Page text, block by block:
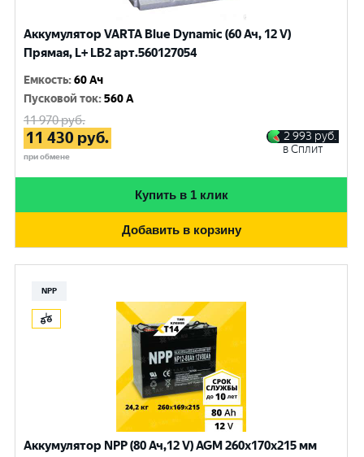
Аккумулятор VARTA Blue Dynamic (60 Ач, 12 V)
Прямая, L+ LB2 арт.560127054
Емкость:60 Ач
Пусковой ток:560 A
11 970руб.
11 430 руб.
при обмене
2 993 руб.
в Сплит
Купить в 1 клик
Добавить в корзину
NPP
Аккумулятор NPP (80 Ач,12 V) AGM 260x170x215 мм